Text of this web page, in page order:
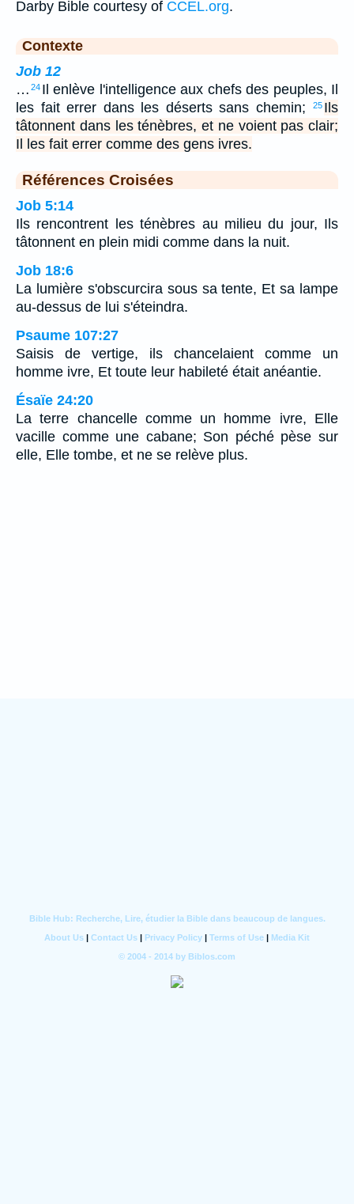
Darby Bible courtesy of CCEL.org.
Contexte
Job 12
… 24 Il enlève l'intelligence aux chefs des peuples, Il
les fait errer dans les déserts sans chemin;
25 Ils
tâtonnent dans les ténèbres, et ne voient pas clair;
Il les fait errer comme des gens ivres.
Références Croisées
Job 5:14
Ils rencontrent les ténèbres au milieu du jour, Ils
tâtonnent en plein midi comme dans la nuit.
Job 18:6
La lumière s'obscurcira sous sa tente, Et sa lampe
au-dessus de lui s'éteindra.
Psaume 107:27
Saisis de vertige, ils chancelaient comme un
homme ivre, Et toute leur habileté était anéantie.
Ésaïe 24:20
La terre chancelle comme un homme ivre, Elle
vacille comme une cabane; Son péché pèse sur
elle, Elle tombe, et ne se relève plus.